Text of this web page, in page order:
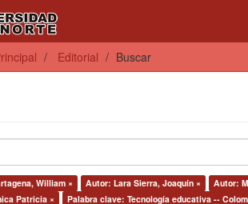
Editorial Buscar
William × Autor: Lara Sierra, Joaquín × Autor:
Patricia ×
Palabra clave: Tecnología educativa --